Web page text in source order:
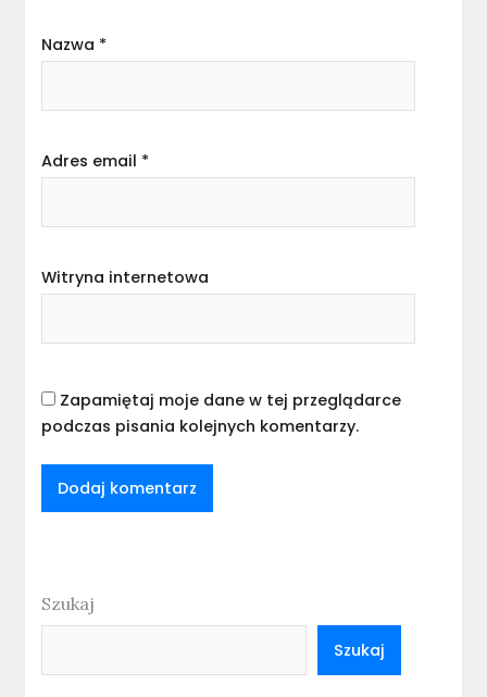
Nazwa *
Adres email *
Witryna internetowa
Zapamiętaj moje dane w tej przeglądarce
podczas pisania kolejnych komentarzy.
Szukaj
Szukaj